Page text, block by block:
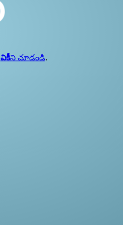
వికీని చూడండి.